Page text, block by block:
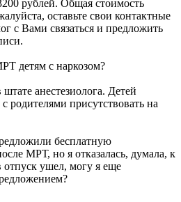
рублей. Общая стоимость
оставьте свои контактные
с Вами связаться и предложить
детям с наркозом?
анестезиолога. Детей
родителями присутствовать на
бесплатную
МРТ, но я отказалась, думала, к
отпуск ушел, могу я еще